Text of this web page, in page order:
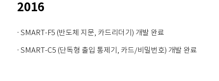
2016
· SMART-F5 (반도체 지문, 카드리더기) 개발 완료
· SMART-C5 (단독형 출입 통제기, 카드/비밀번호) 개발 완료